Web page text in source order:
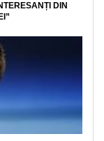
DIN